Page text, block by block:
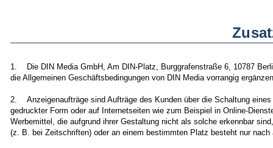
1. Die DIN Media GmbH, Am DIN-Platz, Burggrafenstraße 6, 10787
die Allgemeinen Geschäftsbedingungen von DIN Media vorrangig
2. Anzeigenaufträge sind Aufträge des Kunden über die Schaltung
gedruckter Form oder auf Internetseiten wie zum Beispiel in Online-
Werbemittel, die aufgrund ihrer Gestaltung nicht als solche erkennbar
(z. B. bei Zeitschriften) oder an einem bestimmten Platz besteht nur